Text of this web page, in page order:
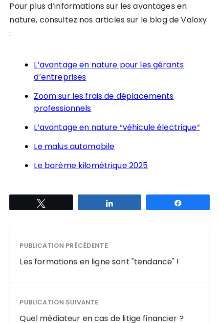
Pour plus d’informations sur les avantages en
nature, consultez nos articles sur le blog de Valoxy
:
L’avantage en nature pour les gérants
d’entreprises
Zoom sur les frais de déplacements
professionnels
L’avantage en nature “véhicule électrique”
Le malus automobile
Le barème kilométrique 2025
PUBLICATION PRÉCÉDENTE
Les formations en ligne sont "tendance" !
PUBLICATION SUIVANTE
Quel médiateur en cas de litige financier ?